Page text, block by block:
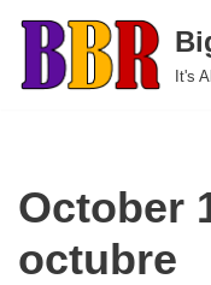
Skip
to
It's
October
octubre